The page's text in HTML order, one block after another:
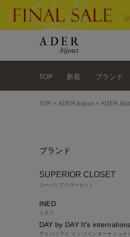
TOP 新着 ブランド
TOP ADER.bijoux
ブランド
SUPERIOR CLOSET
スーペリアクローゼット
INED
イネド
DAY by DAY It's
デイバイデイ イッツインターナショナ